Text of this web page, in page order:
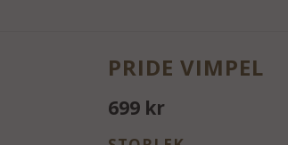
PRIDE VIMPEL
699 kr